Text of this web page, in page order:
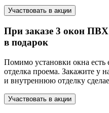
Участвовать в акции
При заказе 3 окон
в подарок
Помимо установки окна
отделка проема. Закажите у
и внутреннюю отделку
Участвовать в акции